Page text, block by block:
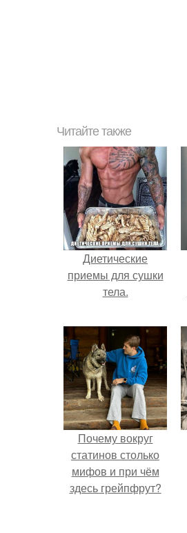
Читайте также
Диетические
приемы для сушки
тела.
Почему вокруг
статинов столько
мифов и при чём
здесь грейпфрут?